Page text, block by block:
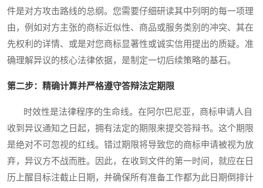
件是对方攻击路线的总纲。您需要仔细研读其中列明的每一项理
由，例如对方主张的商标近似性、商品或服务类别的冲突、其在
先权利的详情、或是对您商标显著性或诚实信用提出的质疑。准
确理解异议的核心法律依据，是制定一切后续策略的基石。
第二步：精确计算并严格遵守答辩法定期限
时效性是法律程序的生命线。在阿尔巴尼亚，商标申请人自
收到异议通知之日起，拥有法定的期限来提交答辩书。这个期限
是绝对不可忽视的红线。错过期限将导致您的商标申请被视为放
弃，异议方不战而胜。因此，在收到文件的第一时间，就应在日
历上醒目标注截止日期，并确保所有准备工作都为此日期倒排计